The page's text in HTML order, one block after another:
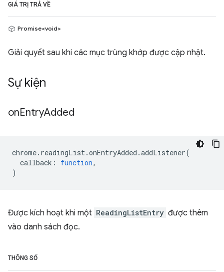
GIÁ TRỊ TRẢ VỀ
Promise<void>
Giải quyết sau khi các mục trùng khớp được cập nhật.
Sự kiện
onEntryAdded
chrome. readingList .onEntryAdded .addListener(
callback : function,
)
Được kích hoạt khi một ReadingListEntry được thêm
vào danh sách đọc.
THÔNG SỐ